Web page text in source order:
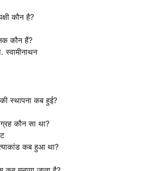
कौन है?
कौन हैं?
स्थापना कब हुई?
कौन सा था?
कब हुआ था?